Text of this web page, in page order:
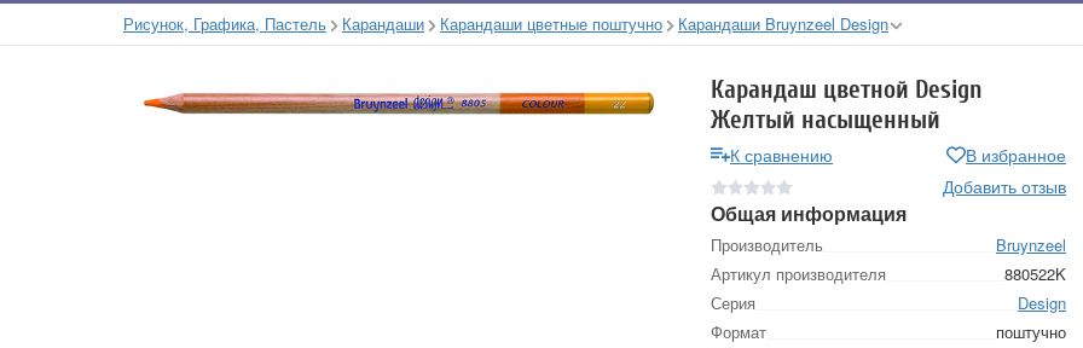
Рисунок, Графика, Пастель Карандаши Карандаши цветные поштучно Карандаши Bruynzeel Design
Карандаш цветной Design
Желтый насыщенный
К сравнению
В избранное
Добавить отзыв
Общая информация
Производитель
Bruynzeel
Артикул производителя
880522K
Серия
Design
Формат
поштучно